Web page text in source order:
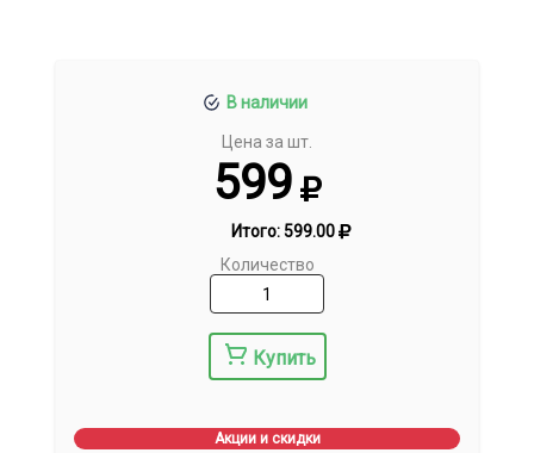
В наличии
Цена за шт.
599
Итого:599.00
Количество
Купить
Акции и скидки